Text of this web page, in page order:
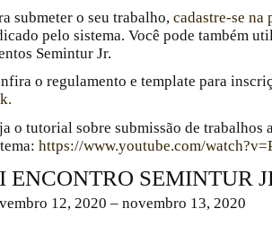
submeter o seu trabalho, cadastre-se na
pelo sistema. Você pode também
Semintur Jr.
o regulamento e template para
o tutorial sobre submissão de trabalhos
https://www.youtube.com/
ENCONTRO SEMINTUR
12, 2020 – novembro 13, 2020